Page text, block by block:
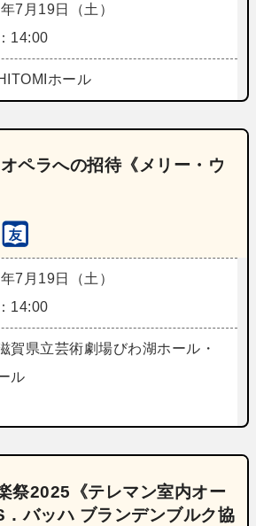
7月19日（土）
14:00
ホール
ペラへの招待《メリー・ウ
7月19日（土）
14:00
賀県立芸術劇場びわ湖ホール・
ル
祭2025《テレマン室内オー
バッハ ブランデンブルク協